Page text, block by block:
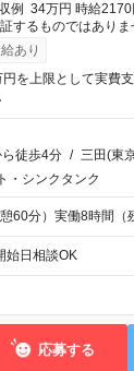
例 34万円 時給2170
するものではあり
用条件有）
あり
円を上限として実費
徒歩4分 / 三田(東
・シンクタンク
60分）実働8時間（
日相談OK
応募する